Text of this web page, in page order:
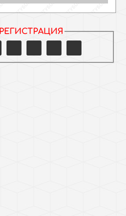
РЕГИСТРАЦИЯ